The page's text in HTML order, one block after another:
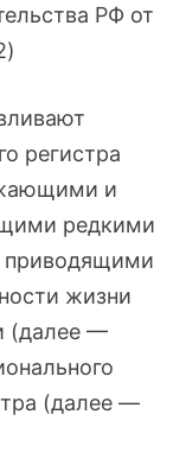
РФ от
регистра
и
редкими
приводящими
жизни
(далее —
(далее —